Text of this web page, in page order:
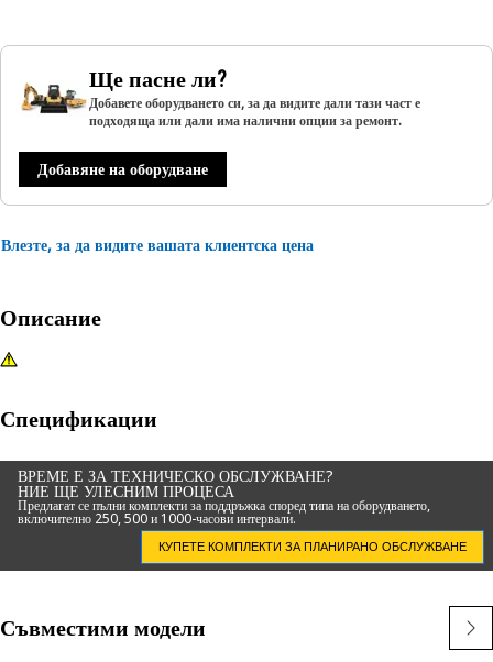
Ще пасне ли?
Добавете оборудването си, за да видите дали тази част е
подходяща или дали има налични опции за ремонт.
Добавяне на оборудване
Влезте, за да видите вашата клиентска цена
Описание
Спецификации
ВРЕМЕ Е ЗА ТЕХНИЧЕСКО ОБСЛУЖВАНЕ?
НИЕ ЩЕ УЛЕСНИМ ПРОЦЕСА
Предлагат се пълни комплекти за поддръжка според типа на оборудването,
включително 250, 500 и 1000-часови интервали.
КУПЕТЕ КОМПЛЕКТИ ЗА ПЛАНИРАНО ОБСЛУЖВАНЕ
Съвместими модели